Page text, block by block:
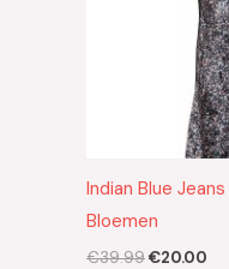
Indian Blue
Bloemen
€39.99€20.00